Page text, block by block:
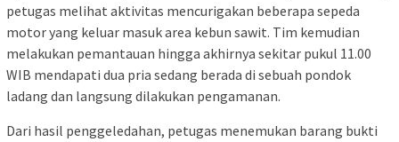
petugas melihat aktivitas mencurigakan beberapa sepeda
motor yang keluar masuk area kebun sawit. Tim kemudian
melakukan pemantauan hingga akhirnya sekitar pukul 11.00
WIB mendapati dua pria sedang berada di sebuah pondok
ladang dan langsung dilakukan pengamanan.
Dari hasil penggeledahan, petugas menemukan barang bukti